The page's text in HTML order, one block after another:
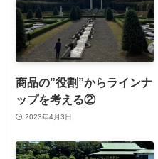
商品の”役割”からラインナ
ップを考える②
2023年4月3日